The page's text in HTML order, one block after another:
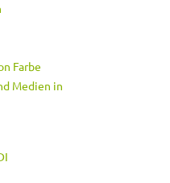
Farbe
Medien in